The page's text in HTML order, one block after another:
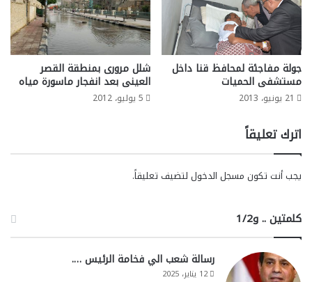
جولة مفاجئة لمحافظ قنا داخل
مستشفى الحميات
21 يونيو، 2013
شلل مرورى بمنطقة القصر
العينى بعد انفجار ماسورة مياه
5 يوليو، 2012
اترك تعليقاً
يجب أنت تكون مسجل الدخول لتضيف تعليقاً.
كلمتين .. و1/2
رسالة شعب الي فخامة الرئيس ….
12 يناير، 2025